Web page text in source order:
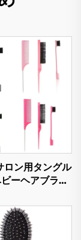
ロン用タングル
ーヘアブラシ
ブラシ